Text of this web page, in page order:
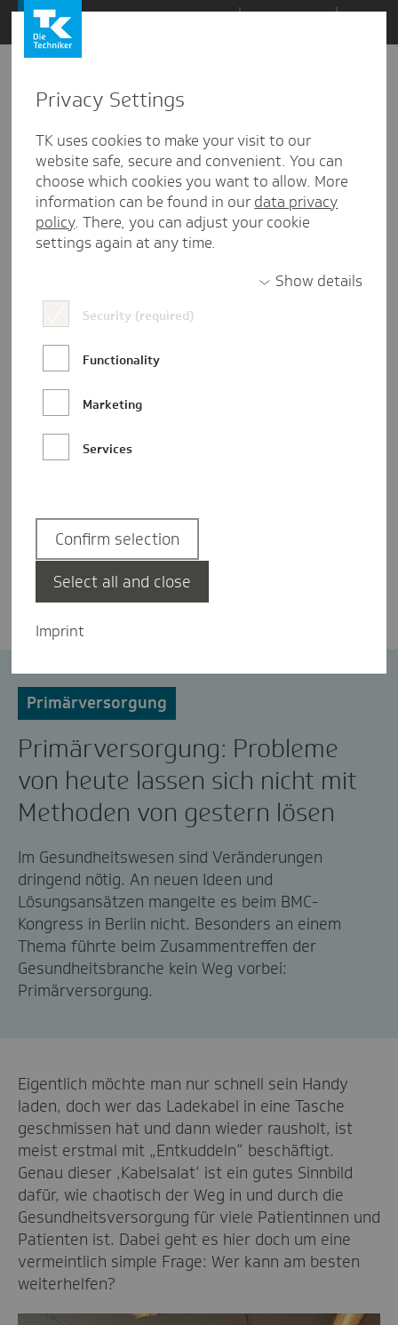
Zum
Inhalt
springen
den
Kommentaren
Anne Kraemer
Primärversorgung
Primärversorgung: Probleme
von heute lassen sich nicht mit
Methoden von gestern lösen
Im Gesundheitswesen sind Veränderungen
dringend nötig. An neuen Ideen und
Lösungsansätzen mangelte es beim BMC-
Kongress in Berlin nicht. Besonders an einem
Thema führte beim Zusammentreffen der
Gesundheitsbranche kein Weg vorbei:
Primärversorgung.
Eigentlich möchte man nur schnell sein Handy
laden, doch wer das Ladekabel in eine Tasche
geschmissen hat und dann wieder rausholt, ist
meist erstmal mit „Entkuddeln“ beschäftigt.
Genau dieser ‚Kabelsalat‘ ist ein gutes Sinnbild
dafür, wie chaotisch der Weg in und durch die
Gesundheitsversorgung für viele Patientinnen und
Patienten ist. Dabei geht es hier doch um eine
vermeintlich simple Frage: Wer kann am besten
weiterhelfen?
Privacy Settings
TK uses cookies to make your visit to our
website safe, secure and convenient. You can
choose which cookies you want to allow. More
information can be found in our data privacy
policy. There, you can adjust your cookie
settings again at any time.
Show details
Security (required)
Functionality
Marketing
Services
Imprint
Confirm selection
Select all and close